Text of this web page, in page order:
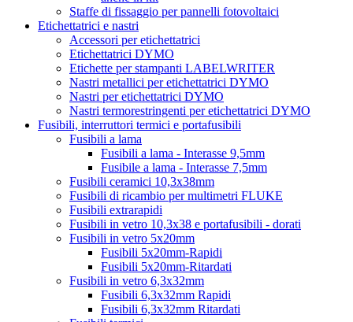
Staffe di fissaggio per pannelli fotovoltaici
Etichettatrici e nastri
Accessori per etichettatrici
Etichettatrici DYMO
Etichette per stampanti LABELWRITER
Nastri metallici per etichettatrici DYMO
Nastri per etichettatrici DYMO
Nastri termorestringenti per etichettatrici DYMO
Fusibili, interruttori termici e portafusibili
Fusibili a lama
Fusibili a lama - Interasse 9,5mm
Fusibile a lama - Interasse 7,5mm
Fusibili ceramici 10,3x38mm
Fusibili di ricambio per multimetri FLUKE
Fusibili extrarapidi
Fusibili in vetro 10,3x38 e portafusibili - dorati
Fusibili in vetro 5x20mm
Fusibili 5x20mm-Rapidi
Fusibili 5x20mm-Ritardati
Fusibili in vetro 6,3x32mm
Fusibili 6,3x32mm Rapidi
Fusibili 6,3x32mm Ritardati